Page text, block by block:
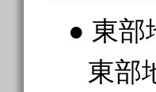
● 東部
東部